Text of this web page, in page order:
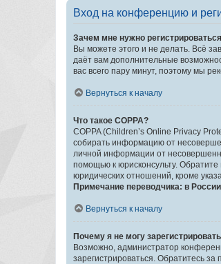
Вход на конференцию и
Зачем мне нужно
Вы можете этого и не делать. Всё
даёт вам дополнительные
вас всего пару минут, поэтому мы
Вернуться к началу
Что такое COPPA?
COPPA (Children’s Online Privacy
собирать информацию от
личной информации от
помощью к юрисконсульту.
юридических отношений, кроме
Примечание переводчика: в
Вернуться к началу
Почему я не могу
Возможно, администратор
зарегистрироваться. Обратитесь